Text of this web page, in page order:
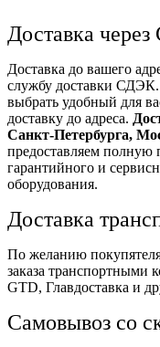
Доставка
Доставка до вашего
службу доставки
выбрать удобный для
доставку до адреса.
Санкт-Петербурга,
предоставляем полную
гарантийного и
оборудования.
Доставка
По желанию
заказа
GTD, Главдоставка и
Самовывоз со